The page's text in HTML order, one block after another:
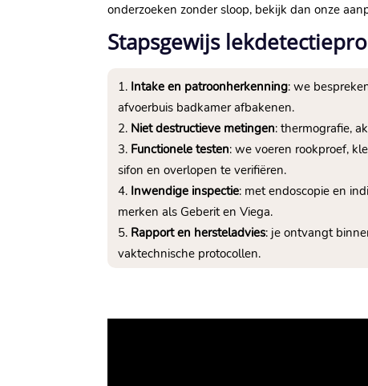
onderzoeken zonder sloop, bekijk dan onze
Stapsgewijs
Intake en patroonherkenning: we
afvoerbuis badkamer afbakenen.​
Niet destructieve metingen: thermografie,
Functionele testen: we voeren rookproef,
sifon en overlopen te verifiëren.​
Inwendige inspectie: met endoscopie en
merken als Geberit en Viega.​
Rapport en hersteladvies: je ontvangt
vaktechnische protocollen.​